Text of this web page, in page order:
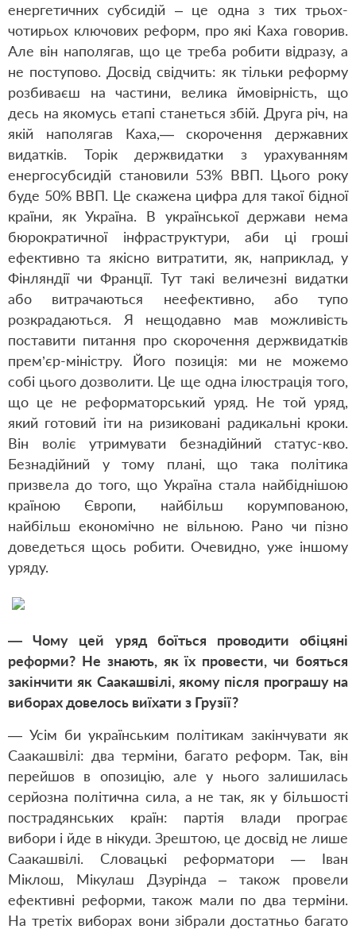
енергетичних субсидій – це одна з тих трьох-
чотирьох ключових реформ, про які Каха говорив.
Але він наполягав, що це треба робити відразу, а
не поступово. Досвід свідчить: як тільки реформу
розбиваєш на частини, велика ймовірність, що
десь на якомусь етапі станеться збій. Друга річ, на
якій наполягав Каха,— скорочення державних
видатків. Торік держвидатки з урахуванням
енергосубсидій становили 53% ВВП. Цього року
буде 50% ВВП. Це скажена цифра для такої бідної
країни, як Україна. В української держави нема
бюрократичної інфраструктури, аби ці гроші
ефективно та якісно витратити, як, наприклад, у
Фінляндії чи Франції. Тут такі величезні видатки
або витрачаються неефективно, або тупо
розкрадаються. Я нещодавно мав можливість
поставити питання про скорочення держвидатків
прем’єр-міністру. Його позиція: ми не можемо
собі цього дозволити. Це ще одна ілюстрація того,
що це не реформаторський уряд. Не той уряд,
який готовий іти на ризиковані радикальні кроки.
Він воліє утримувати безнадійний статус-кво.
Безнадійний у тому плані, що така політика
призвела до того, що Україна стала найбіднішою
країною Європи, найбільш корумпованою,
найбільш економічно не вільною. Рано чи пізно
доведеться щось робити. Очевидно, уже іншому
уряду.
— Чому цей уряд боїться проводити обіцяні
реформи? Не знають, як їх провести, чи бояться
закінчити як Саакашвілі, якому після програшу на
виборах довелось виїхати з Грузії?
— Усім би українським політикам закінчувати як
Саакашвілі: два терміни, багато реформ. Так, він
перейшов в опозицію, але у нього залишилась
серйозна політична сила, а не так, як у більшості
пострадянських країн: партія влади програє
вибори і йде в нікуди. Зрештою, це досвід не лише
Саакашвілі. Словацькі реформатори — Іван
Міклош, Мікулаш Дзурінда – також провели
ефективні реформи, також мали по два терміни.
На третіх виборах вони зібрали достатньо багато